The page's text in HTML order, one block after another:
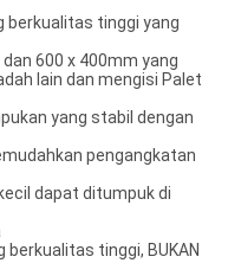
berkualitas tinggi yang
600 x 400mm yang
lain dan mengisi Palet
yang stabil dengan
pengangkatan
dapat ditumpuk di
tinggi, BUKAN